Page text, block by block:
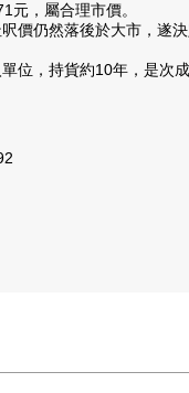
元，屬合理市價。
然落後於大市，遂決
持貨約10年，是次成